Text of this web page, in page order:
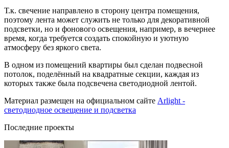
Т.к. свечение направлено в сторону центра помещения,
поэтому лента может служить не только для декоративной
подсветки, но и фонового освещения, например, в вечернее
время, когда требуется создать спокойную и уютную
атмосферу без яркого света.
В одном из помещений квартиры был сделан подвесной
потолок, поделённый на квадратные секции, каждая из
которых также была подсвечена светодиодной лентой.
Материал размещен на официальном сайте Arlight -
светодиодное освещение и подсветка
Последние проекты